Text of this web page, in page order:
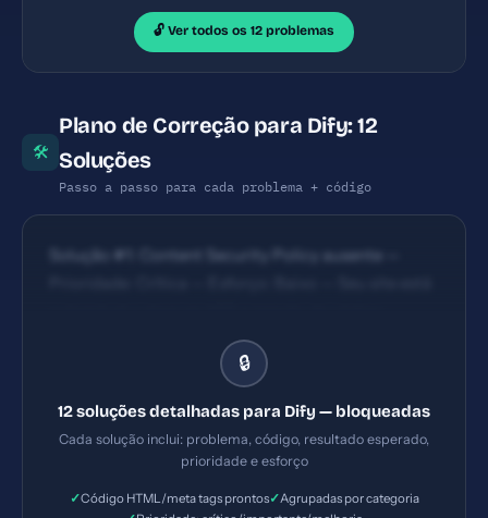
🔓 Ver todos os 12 problemas
🛠
Plano de Correção para Dify: 12
Soluções
Passo a passo para cada problema + código
Solução #1: Content Security Policy ausente —
malicioso. — Solução #2: X-Frame-Options ausente
— Prioridade: Crítica — Esforço: Baixo — Seu site
(clickjacking). — Solução #5: Tag H1 ausente —
Prioridade: Importante — Esforço: Baixo
🔒
12 soluções detalhadas para Dify — bloqueadas
Cada solução inclui: problema, código, resultado esperado,
prioridade e esforço
✓Código HTML/meta tags prontos✓Agrupadas por categoria